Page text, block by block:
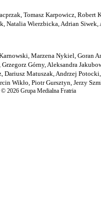
Tomasz Karpowicz, Robert
Natalia Wierzbicka, Adrian Siwek,
Marzena Nykiel, Goran
Górny, Aleksandra
Dariusz Matuszak, Andrzej Potocki,
Wikło, Piotr Gursztyn, Jerzy
© 2026 Grupa Medialna Fratria